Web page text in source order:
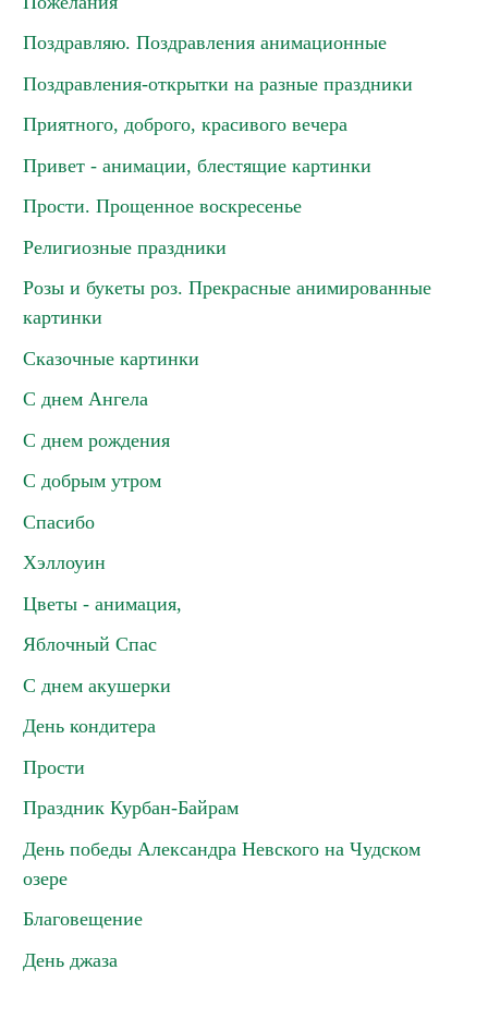
Поздравляю. Поздравления анимационные
Поздравления-открытки на разные праздники
Приятного, доброго, красивого вечера
Привет - анимации, блестящие картинки
Прости. Прощенное воскресенье
Религиозные праздники
Розы и букеты роз. Прекрасные анимированные
картинки
Сказочные картинки
С днем Ангела
С днем рождения
С добрым утром
Спасибо
Хэллоуин
Цветы - анимация,
Яблочный Спас
С днем акушерки
День кондитера
Прости
Праздник Курбан-Байрам
День победы Александра Невского на Чудском
озере
Благовещение
День джаза